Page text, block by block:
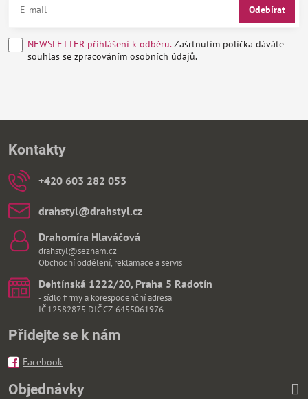
Odebírat
NEWSLETTER přihlášení k odběru.Zašrtnutím políčka dáváte
souhlas se zpracováním osobních údajů.
Kontakty
+420 603 282 053
drahstyl​@drahstyl​.cz
Drahomíra Hlaváčová
drahstyl@seznam.cz
Obchodní oddělení, reklamace a servis
Dehtínská 1222/20, Praha 5 Radotín
- sídlo firmy a korespodenční adresa
IČ 12582875 DIČ CZ-6455061976
Přidejte se k nám
Facebook
Objednávky